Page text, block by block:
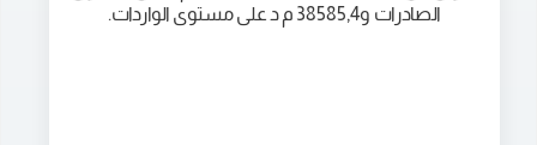
الصادرات و38585,4 م د على مستوى الواردات.